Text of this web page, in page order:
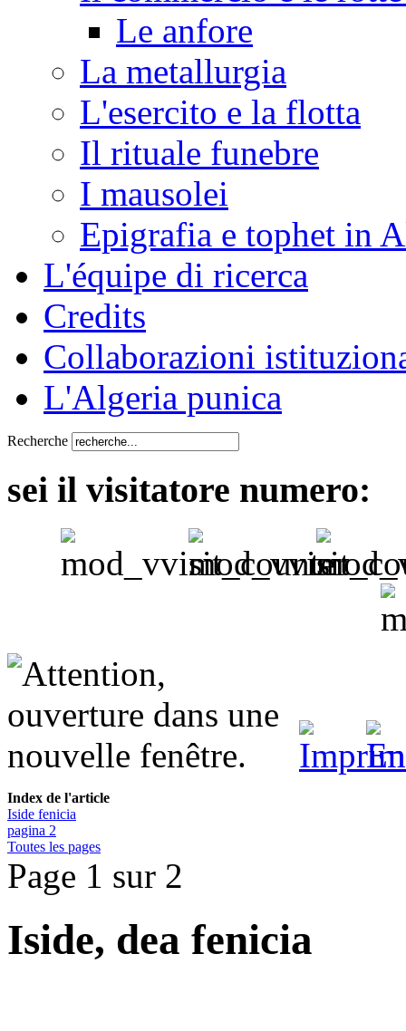
Le anfore
La metallurgia
L'esercito e la flotta
Il rituale funebre
I mausolei
Epigrafia e tophet in
L'équipe di ricerca
Credits
Collaborazioni
L'Algeria punica
Recherche
sei il visitatore numero:
Index de l'article
Iside fenicia
pagina 2
Toutes les pages
Page 1 sur 2
Iside, dea fenicia